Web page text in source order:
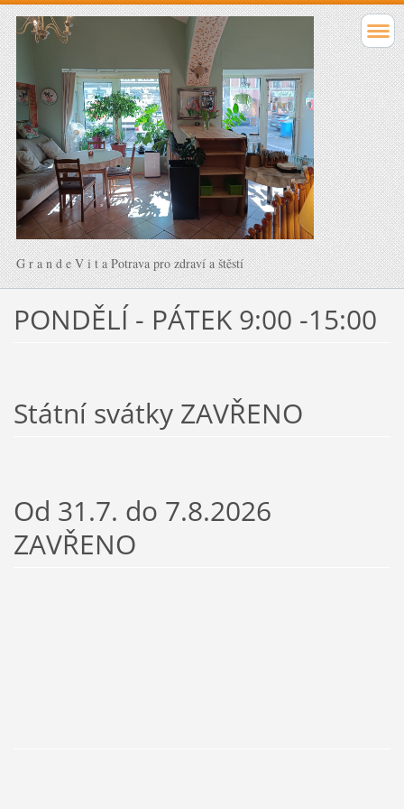
G r a n d e V i t a Potrava pro zdraví a štěstí
PONDĚLÍ - PÁTEK 9:00 -15:00
Státní svátky ZAVŘENO
Od 31.7. do 7.8.2026
ZAVŘENO